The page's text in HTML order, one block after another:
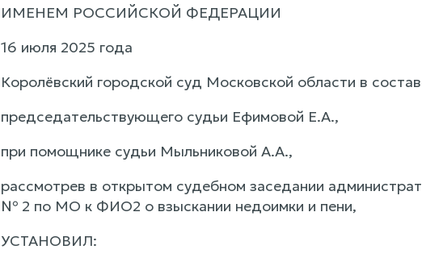
ИМЕНЕМ РОССИЙСКОЙ ФЕДЕРАЦИИ
16 июля 2025 года
Королёвский городской суд Московской области в
председательствующего судьи Ефимовой Е.А.,
при помощнике судьи Мыльниковой А.А.,
рассмотрев в открытом судебном заседании
№ 2 по МО к ФИО2 о взыскании недоимки и пени,
УСТАНОВИЛ: